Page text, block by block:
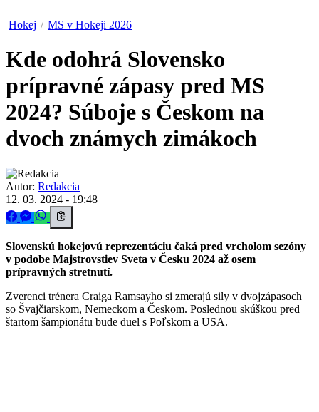
Hokej / MS v Hokeji 2026
Kde odohrá Slovensko
prípravné zápasy pred MS
2024? Súboje s Českom na
dvoch známych zimákoch
Autor: Redakcia
12. 03. 2024 - 19:48
Slovenskú hokejovú reprezentáciu čaká pred vrcholom sezóny
v podobe Majstrovstiev Sveta v Česku 2024 až osem
prípravných stretnutí.
Zverenci trénera Craiga Ramsayho si zmerajú sily v dvojzápasoch
so Švajčiarskom, Nemeckom a Českom. Poslednou skúškou pred
štartom šampionátu bude duel s Poľskom a USA.